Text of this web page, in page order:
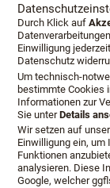
Durch Klick auf
Einwilligung
Datenschutz
Um technisch-
bestimmte Cookies
Informationen zur
Sie unterDetails
Wir setzen auf
Einwilligung ein, um
Funktionen
analysieren. Diese
Google, welcher